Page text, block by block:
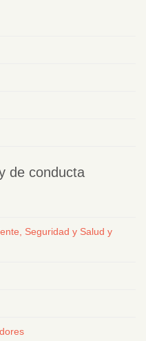
de conducta
Seguridad y Salud y